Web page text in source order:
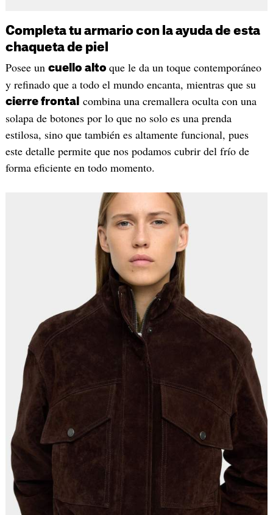
Completa tu armario con la ayuda de esta
chaqueta de piel
Posee un cuello alto que le da un toque contemporáneo
y refinado que a todo el mundo encanta, mientras que su
cierre frontal combina una cremallera oculta con una
solapa de botones por lo que no solo es una prenda
estilosa, sino que también es altamente funcional, pues
este detalle permite que nos podamos cubrir del frío de
forma eficiente en todo momento.